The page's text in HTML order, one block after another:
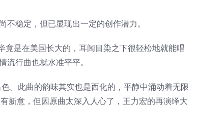
稳定，但已显现出一定的创作潜力。
是在美国长大的，耳闻目染之下很轻松地就能唱
行曲也就水准平平。
。此曲的韵味其实也是西化的，平静中涌动着无限
新意，但因原曲太深入人心了，王力宏的再演绎大